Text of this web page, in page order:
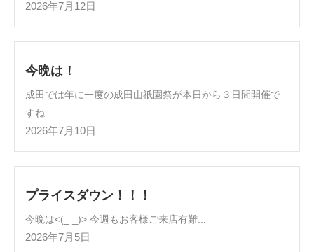
2026年7月12日
今晩は！
成田では年に一度の成田山祇園祭が本日から３日間開催で
すね...
2026年7月10日
プライスダウン！！！
今晩は<(_ _)> 今週もお客様ご来店有難...
2026年7月5日